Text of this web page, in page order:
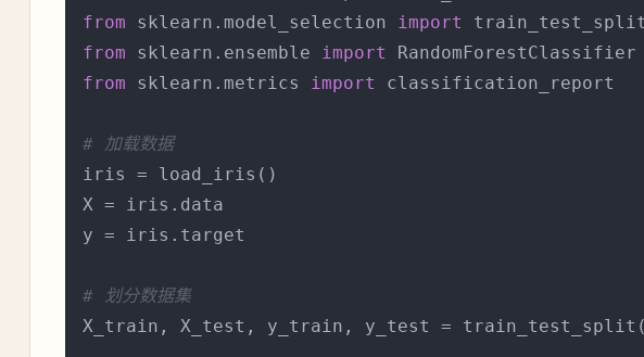
from sklearn.model_selection import
from sklearn.ensemble import
from sklearn.metrics import classification_report
# 加载数据
iris = load_iris()
X = iris.data
y = iris.target
# 划分数据集
X_train, X_test, y_train, y_test =